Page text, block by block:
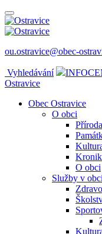
ou.ostravice@obec-
Vyhledávání
Ostravice
Obec Ostravice
O obci
Příroda
O obci
Služby v obci